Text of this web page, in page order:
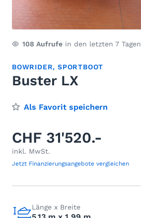
108 Aufrufe in den letzten 7 Tagen
BOWRIDER,SPORTBOOT
Buster LX
Als Favorit speichern
CHF 31'520.-
inkl. MwSt.
Jetzt Finanzierungsangebote vergleichen
Länge x Breite